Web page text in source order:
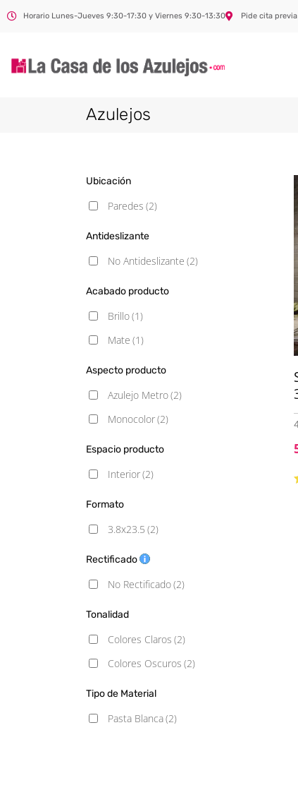
Horario Lunes-Jueves 9:30-17:30 y Viernes 9:30-13:30 Pide cita
Azulejos
Ubicación
Paredes (2)
Antideslizante
No Antideslizante (2)
Acabado producto
Brillo(1)
Mate (1)
Aspecto producto
Azulejo Metro(2)
Monocolor(2)
Espacio producto
Interior(2)
Formato
3.8x23.5 (2)
Rectificado
No Rectificado(2)
Tonalidad
Colores Claros (2)
Colores Oscuros (2)
Tipo de Material
Pasta Blanca(2)